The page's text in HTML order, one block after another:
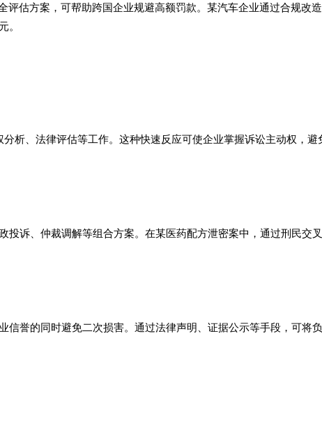
评估方案，可帮助跨国企业规避高额罚款。某汽车企业通过合规改
。
析、法律评估等工作。这种快速反应可使企业掌握诉讼主动权，避
投诉、仲裁调解等组合方案。在某医药配方泄密案中，通过刑民交
信誉的同时避免二次损害。通过法律声明、证据公示等手段，可将